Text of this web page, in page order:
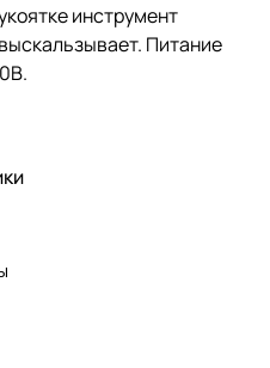
инструмент
Питание